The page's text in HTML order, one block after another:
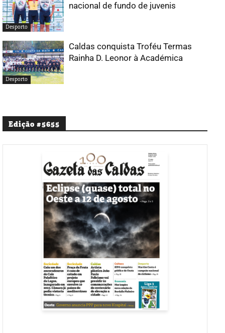
Desporto
nacional de fundo de juvenis
Desporto
Caldas conquista Troféu Termas
Rainha D. Leonor à Académica
Edição #5655